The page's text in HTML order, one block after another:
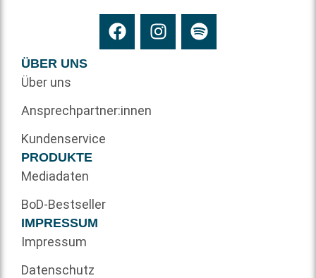
ÜBER UNS
Über uns
Ansprechpartner:innen
Kundenservice
PRODUKTE
Mediadaten
BoD-Bestseller
IMPRESSUM
Impressum
Datenschutz